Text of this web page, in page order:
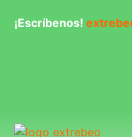
¡Escríbenos!